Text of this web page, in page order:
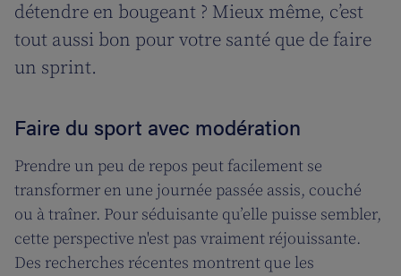
détendre en bougeant ? Mieux même, c’est
tout aussi bon pour votre santé que de faire
un sprint.
Faire du sport avec modération
Prendre un peu de repos peut facilement se
transformer en une journée passée assis, couché
ou à traîner. Pour séduisante qu’elle puisse sembler,
cette perspective n'est pas vraiment réjouissante.
Des recherches récentes montrent que les